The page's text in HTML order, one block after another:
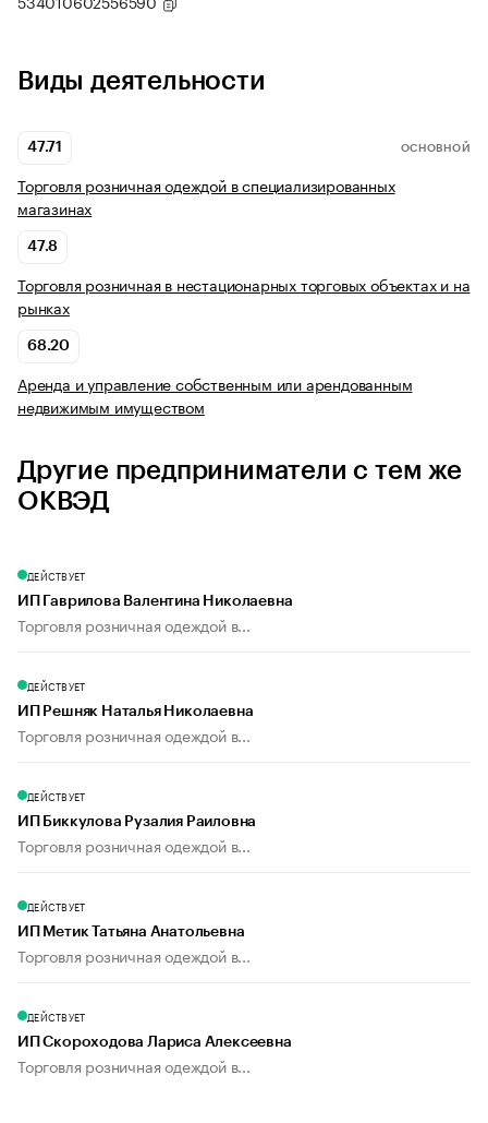
Виды деятельности
47.71 ОСНОВНОЙ
Торговля розничная одеждой в специализированных
магазинах
47.8
Торговля розничная в нестационарных торговых объектах и на
рынках
68.20
Аренда и управление собственным или арендованным
недвижимым имуществом
Другие предприниматели с тем же
ОКВЭД
ДЕЙСТВУЕТ
ИП Гаврилова Валентина Николаевна
Торговля розничная одеждой в...
ДЕЙСТВУЕТ
ИП Решняк Наталья Николаевна
Торговля розничная одеждой в...
ДЕЙСТВУЕТ
ИП Биккулова Рузалия Раиловна
Торговля розничная одеждой в...
ДЕЙСТВУЕТ
ИП Метик Татьяна Анатольевна
Торговля розничная одеждой в...
ДЕЙСТВУЕТ
ИП Скороходова Лариса Алексеевна
Торговля розничная одеждой в...